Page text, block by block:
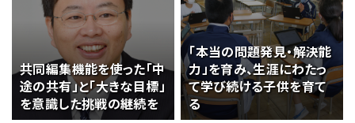
共同編集機能を使った「中
途の共有」と「大きな目標」
を意識した挑戦の継続を
「本当の問題発見・解決能
力」を育み、生涯にわたっ
て学び続ける子供を育て
る